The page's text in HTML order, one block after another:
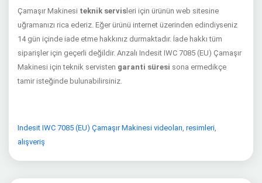
Çamaşır Makinesi teknik servis leri için ürünün web sitesine
uğramanızı rica ederiz. Eğer ürünü internet üzerinden edindiyseniz
14 gün içinde iade etme hakkınız durmaktadır. İade hakkı tüm
siparişler için geçerli değildir. Arızalı Indesit IWC 7085 (EU) Çamaşır
Makinesi için teknik servisten garanti süresi sona ermedikçe
tamir isteğinde bulunabilirsiniz.
Indesit IWC 7085 (EU) Çamaşır Makinesi videoları, resimleri,
alışveriş